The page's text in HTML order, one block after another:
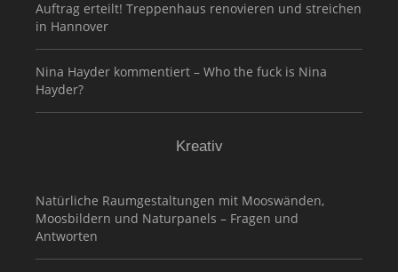
Auftrag erteilt! Treppenhaus renovieren und streichen
in Hannover
Nina Hayder kommentiert – Who the fuck is Nina
Hayder?
Kreativ
Natürliche Raumgestaltungen mit Mooswänden,
Moosbildern und Naturpanels – Fragen und
Antworten